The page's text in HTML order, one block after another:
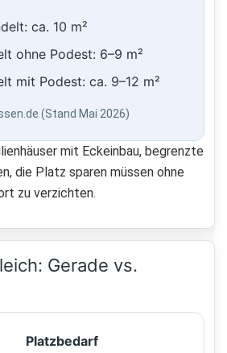
ca. 10 m²
ohne Podest: 6–9 m²
mit Podest: ca. 9–12 m²
(Stand Mai 2026)
mit Eckeinbau, begrenzte
die Platz sparen müssen ohne
zu verzichten.
Gerade vs.
Platzbedarf